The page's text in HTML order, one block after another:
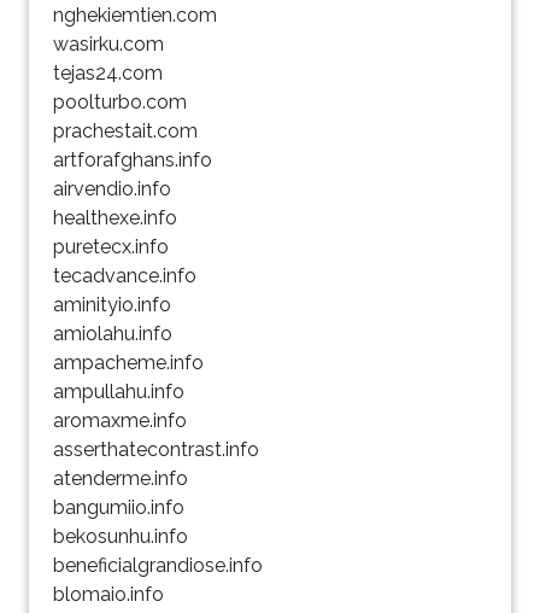
nghekiemtien.com
wasirku.com
tejas24.com
poolturbo.com
prachestait.com
artforafghans.info
airvendio.info
healthexe.info
puretecx.info
tecadvance.info
aminityio.info
amiolahu.info
ampacheme.info
ampullahu.info
aromaxme.info
asserthatecontrast.info
atenderme.info
bangumiio.info
bekosunhu.info
beneficialgrandiose.info
blomaio.info